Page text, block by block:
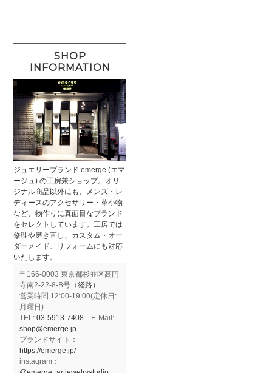
SHOP
INFORMATION
ジュエリーブランド emerge (エマ
ージュ) の工房兼ショップ。オリ
ジナル商品以外にも、メンズ・レ
ディースのアクセサリー・革小物
など、物作りに真面目なブランド
をセレクトしています。工房では
修理や磨き直し、カスタム・オー
ダーメイド、リフォームにも対応
いたします。
〒166-0003 東京都杉並区高円
寺南2-22-8-B号（経路）
営業時間 12:00-19:00(定休日:
月曜日)
TEL:03-5913-7408 E-Mail:
shop@emerge.jp
ブランドサイト：
https://emerge.jp/
instagram：